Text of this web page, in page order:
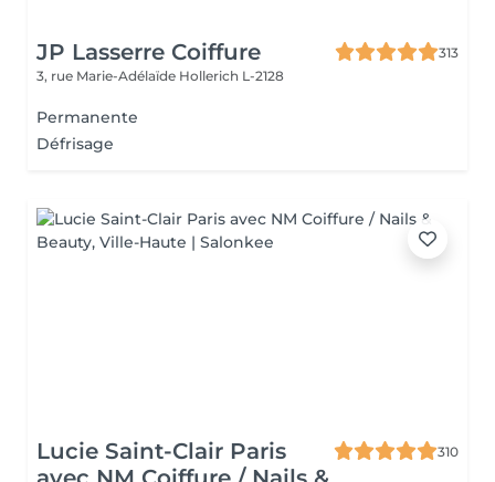
JP Lasserre Coiffure
313
3, rue Marie-Adélaïde Hollerich L-2128
Permanente
Défrisage
Lucie Saint-Clair Paris
310